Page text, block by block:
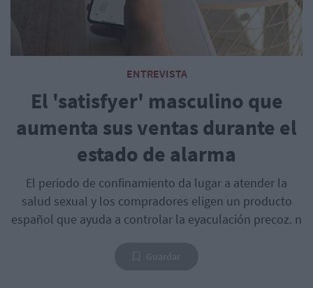
ENTREVISTA
El 'satisfyer' masculino que
aumenta sus ventas durante el
estado de alarma
El periodo de confinamiento da lugar a atender la
salud sexual y los compradores eligen un producto
español que ayuda a controlar la eyaculación precoz. n